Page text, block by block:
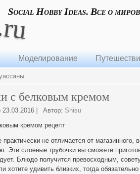
Social Hobby Ideas. Все о
Моделирование
с белковым кремом
23.03.2016 Автор: Shisu
кремом рецепт
практически не отличается от
Эти слоеные трубочки вы сможете
Блюдо получится превосходным,
хотите удивить близких, тогда